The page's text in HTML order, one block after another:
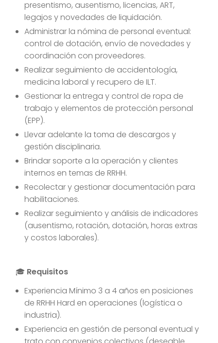
presentismo, ausentismo, licencias, ART,
legajos y novedades de liquidación.
Administrar la nómina de personal eventual:
control de dotación, envío de novedades y
coordinación con proveedores.
Realizar seguimiento de accidentología,
medicina laboral y recupero de ILT.
Gestionar la entrega y control de ropa de
trabajo y elementos de protección personal
(EPP).
Llevar adelante la toma de descargos y
gestión disciplinaria.
Brindar soporte a la operación y clientes
internos en temas de RRHH.
Recolectar y gestionar documentación para
habilitaciones.
Realizar seguimiento y análisis de indicadores
(ausentismo, rotación, dotación, horas extras
y costos laborales).
🎓 Requisitos
Experiencia Mínimo 3 a 4 años en posiciones
de RRHH Hard en operaciones (logística o
industria).
Experiencia en gestión de personal eventual y